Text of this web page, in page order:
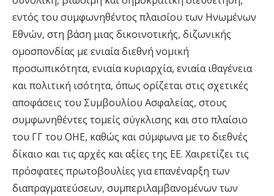
εντός του συμφωνηθέντος πλαισίου των Ηνωμένων
Εθνών, στη βάση μιας δικοινοτικής, διζωνικής
ομοσπονδίας με ενιαία διεθνή νομική
προσωπικότητα, ενιαία κυριαρχία, ενιαία ιθαγένεια
και πολιτική ισότητα, όπως ορίζεται στις σχετικές
αποφάσεις του Συμβουλίου Ασφαλείας, στους
συμφωνηθέντες τομείς σύγκλισης και στο πλαίσιο
του ΓΓ του ΟΗΕ, καθώς και σύμφωνα με το διεθνές
δίκαιο και τις αρχές και αξίες της ΕΕ. Χαιρετίζει τις
πρόσφατες πρωτοβουλίες για επανέναρξη των
διαπραγματεύσεων, συμπεριλαμβανομένων των